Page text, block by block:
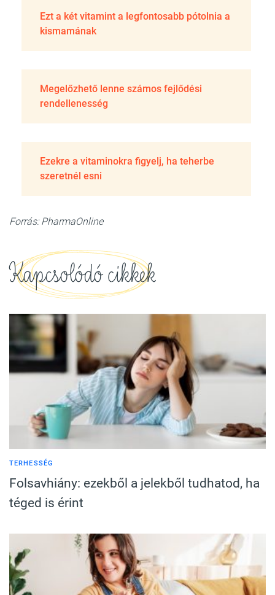
Ezt a két vitamint a legfontosabb pótolnia a
kismamának
Megelőzhető lenne számos fejlődési
rendellenesség
Ezekre a vitaminokra figyelj, ha teherbe
szeretnél esni
Forrás: PharmaOnline
Kapcsolódó cikkek
TERHESSÉG
Folsavhiány: ezekből a jelekből tudhatod, ha
téged is érint